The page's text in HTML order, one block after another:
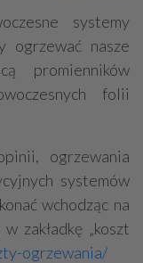
systemy
ogrzewać nasze
promienników
folii
ogrzewania
systemów
wchodząc na
zakładkę „koszt
ogrzewania/